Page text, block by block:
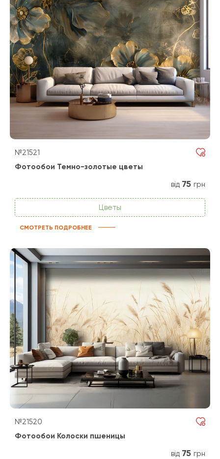
№21521
Фотообои Темно-золотые цветы
від 75 грн
Цветы
СМОТРЕТЬ ПОДРОБНЕЕ
№21520
Фотообои Колоски пшеницы
від 75 грн